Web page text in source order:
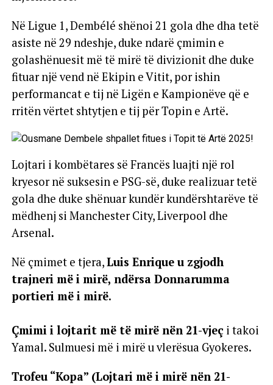
Në Ligue 1, Dembélé shënoi 21 gola dhe dha tetë
asiste në 29 ndeshje, duke ndarë çmimin e
golashënuesit më të mirë të divizionit dhe duke
fituar një vend në Ekipin e Vitit, por ishin
performancat e tij në Ligën e Kampionëve që e
rritën vërtet shtytjen e tij për Topin e Artë.
Lojtari i kombëtares së Francës luajti një rol
kryesor në suksesin e PSG-së, duke realizuar tetë
gola dhe duke shënuar kundër kundërshtarëve të
mëdhenj si Manchester City, Liverpool dhe
Arsenal.
Në çmimet e tjera,Luis Enrique u zgjodh
trajneri më i mirë, ndërsa Donnarumma
portieri më i mirë.
Çmimi i lojtarit më të mirë nën 21-vjeç i takoi
Yamal. Sulmuesi më i mirë u vlerësua Gyokeres.
Trofeu “Kopa” (Lojtari më i mirë nën 21-